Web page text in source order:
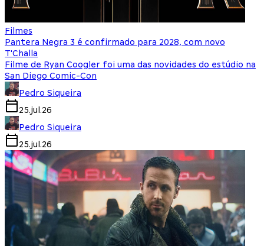
Filmes
Pantera Negra 3 é confirmado para 2028, com novo
T'Challa
Filme de Ryan Coogler foi uma das novidades do estúdio na
San Diego Comic-Con
Pedro Siqueira
25.jul.26
Pedro Siqueira
25.jul.26